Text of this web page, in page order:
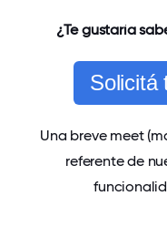
¿Te gustaría
Solicitá
Una breve meet
referente de